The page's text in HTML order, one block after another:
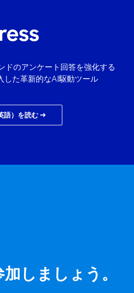
ドのアンケート回答を強化する
した革新的なAI駆動ツール
語）を読む →
しましょう。